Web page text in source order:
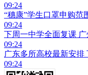
09:24
“穗康”学生口罩申购范
09:24
下周一中学全面复课
09:24
广东多所高校最新安排
09:24